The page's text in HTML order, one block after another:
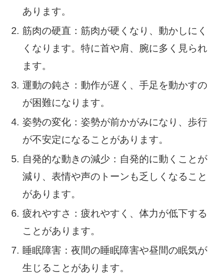
あります。
筋肉の硬直：筋肉が硬くなり、動かしにく
くなります。特に首や肩、腕に多く見られ
ます。
運動の鈍さ：動作が遅く、手足を動かすの
が困難になります。
姿勢の変化：姿勢が前かがみになり、歩行
が不安定になることがあります。
自発的な動きの減少：自発的に動くことが
減り、表情や声のトーンも乏しくなること
があります。
疲れやすさ：疲れやすく、体力が低下する
ことがあります。
睡眠障害：夜間の睡眠障害や昼間の眠気が
生じることがあります。